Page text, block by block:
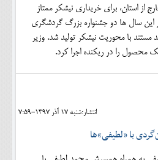
از استان، برای خریداری نیشکر ممتاز
این سال ها دو جشنواره بزرگ گردشگری
مستند با محوریت نیشکر تولید شد. وزیر
محصول را در ریکنده اجرا کرد.
انتشار:شنبه 17 آذر 1397-7:59
با «لطیفی»ها